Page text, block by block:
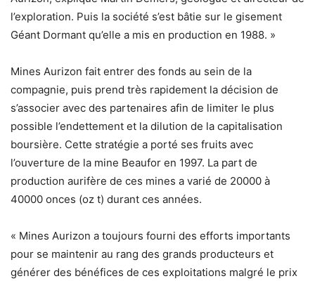
l’exploration. Puis la société s’est bâtie sur le gisement
Géant Dormant qu’elle a mis en production en 1988. »
Mines Aurizon fait entrer des fonds au sein de la
compagnie, puis prend très rapidement la décision de
s’associer avec des partenaires afin de limiter le plus
possible l’endettement et la dilution de la capitalisation
boursière. Cette stratégie a porté ses fruits avec
l’ouverture de la mine Beaufor en 1997. La part de
production aurifère de ces mines a varié de 20000 à
40000 onces (oz t) durant ces années.
« Mines Aurizon a toujours fourni des efforts importants
pour se maintenir au rang des grands producteurs et
générer des bénéfices de ces exploitations malgré le prix